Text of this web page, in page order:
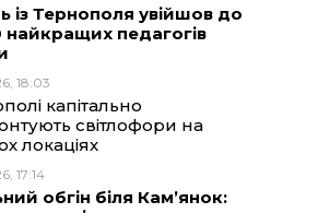
із Тернополя увійшов до
педагогів
18:03
капітально
світлофори на
локаціях
17:14
обгін біля Кам’янок: